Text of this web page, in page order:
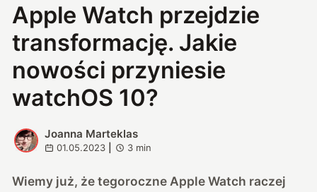
Apple Watch przejdzie
transformację. Jakie
nowości przyniesie
watchOS 10?
J
Joanna Marteklas
01.05.2023 3 min
Wiemy już, że tegoroczne Apple Watch raczej